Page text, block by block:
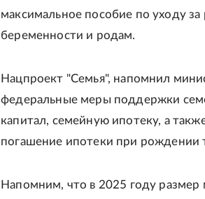
максимальное пособие по уходу
беременности и родам.
Нацпроект "Семья", напомнил
федеральные меры поддержки
капитал, семейную ипотеку, а
погашение ипотеки при рождении
Напомним, что в 2025 году размер